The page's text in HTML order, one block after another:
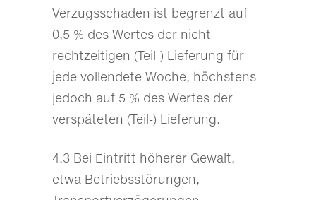
Verzugsschaden ist begrenzt auf
0,5 % des Wertes der nicht
rechtzeitigen (Teil-) Lieferung für
jede vollendete Woche, höchstens
jedoch auf 5 % des Wertes der
verspäteten (Teil-) Lieferung.
4.3 Bei Eintritt höherer Gewalt,
etwa Betriebsstörungen,